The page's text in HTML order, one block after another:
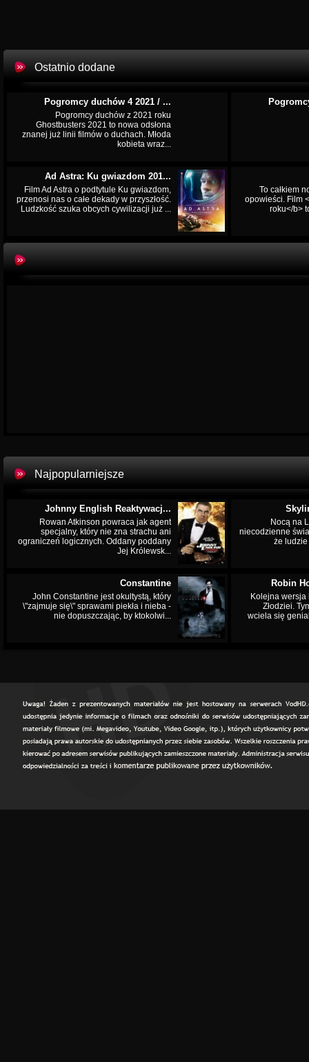
Ostatnio dodane
Pogromcy duchów 4 2021 / ...
Pogromcy duchów z 2021 roku
Ghostbusters 2021 to nowa odsłona
znanej już linii filmów o duchach. Młoda
kobieta wraz...
Ad Astra: Ku gwiazdom 201...
Film Ad Astra o podtytule Ku gwiazdom,
przenosi nas o całe dekady w przyszłość.
Ludzkość szuka obcych cywilizacji już ...
To całkiem
opowieści. Film
roku</b>
Najpopularniejsze
Johnny English Reaktywacj...
Rowan Atkinson powraca jak agent
specjalny, który nie zna strachu ani
ograniczeń logicznych. Oddany poddany
Jej Królewsk...
Nocą na
niecodzienne
że
Constantine
John Constantine jest okultystą, który
\"zajmuje się\" sprawami piekła i nieba -
nie dopuszczając, by ktokolwi...
Robin
Kolejna wersja
Złodziei.
wciela się